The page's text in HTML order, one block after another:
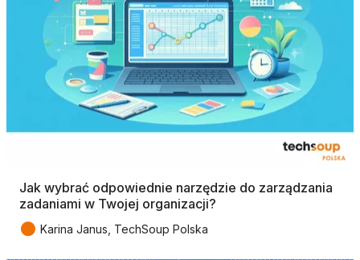
Jak wybrać odpowiednie narzędzie do zarządzania
zadaniami w Twojej organizacji?
● Karina Janus, TechSoup Polska